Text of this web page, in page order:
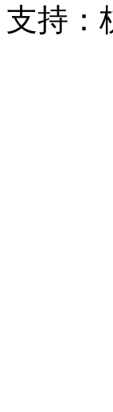
支持：